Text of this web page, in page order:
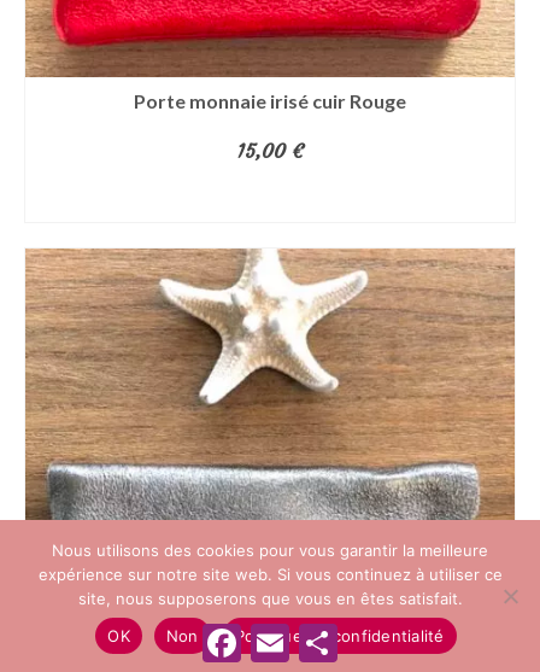
Porte monnaie irisé cuir Rouge
15,00 €
Facebook
EmailPartager
Nous utilisons des cookies pour vous garantir la meilleure
expérience sur notre site web. Si vous continuez à utiliser ce
site, nous supposerons que vous en êtes satisfait.
OK
Non Politique de confidentialité